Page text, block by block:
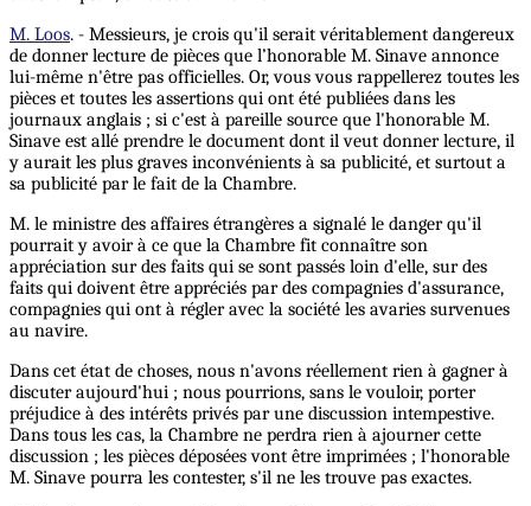
M. Loos. - Messieurs, je crois qu'il serait véritablement dangereux
de donner lecture de pièces que l’honorable M. Sinave annonce
lui-même n'être pas officielles. Or, vous vous rappellerez toutes les
pièces et toutes les assertions qui ont été publiées dans les
journaux anglais ; si c'est à pareille source que l'honorable M.
Sinave est allé prendre le document dont il veut donner lecture, il
y aurait les plus graves inconvénients à sa publicité, et surtout a
sa publicité par le fait de la Chambre.
M. le ministre des affaires étrangères a signalé le danger qu'il
pourrait y avoir à ce que la Chambre fit connaître son
appréciation sur des faits qui se sont passés loin d'elle, sur des
faits qui doivent être appréciés par des compagnies d'assurance,
compagnies qui ont à régler avec la société les avaries survenues
au navire.
Dans cet état de choses, nous n'avons réellement rien à gagner à
discuter aujourd'hui ; nous pourrions, sans le vouloir, porter
préjudice à des intérêts privés par une discussion intempestive.
Dans tous les cas, la Chambre ne perdra rien à ajourner cette
discussion ; les pièces déposées vont être imprimées ; l'honorable
M. Sinave pourra les contester, s'il ne les trouve pas exactes.